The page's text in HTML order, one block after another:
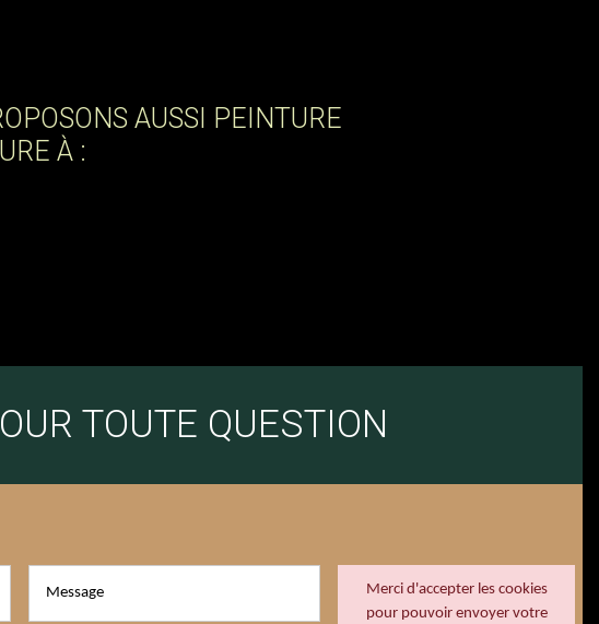
AUSSI PEINTURE
À :
TOUTE QUESTION
Merci d'accepter les cookies
pour pouvoir envoyer votre